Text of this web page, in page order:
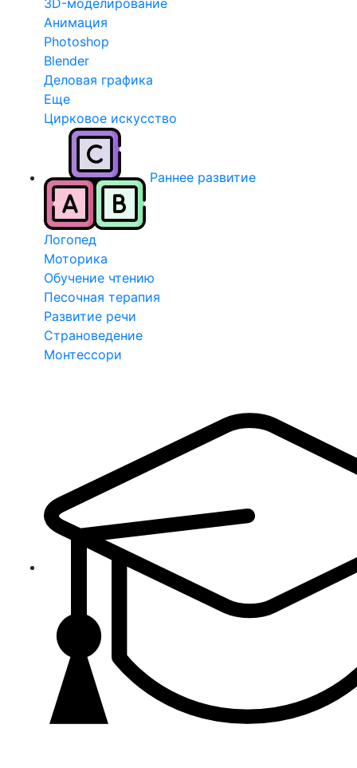
3D-моделирование
Анимация
Photoshop
Blender
Деловая графика
Еще
Цирковое искусство
Раннее развитие
Логопед
Моторика
Обучение чтению
Песочная терапия
Развитие речи
Страноведение
Монтессори